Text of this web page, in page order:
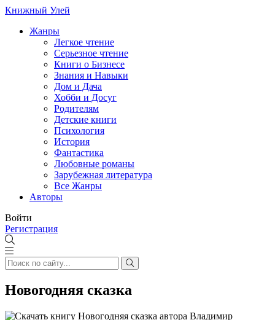
Книжный Улей
Жанры
Легкое чтение
Серьезное чтение
Книги о Бизнесе
Знания и Навыки
Дом и Дача
Хобби и Досуг
Родителям
Детские книги
Психология
История
Фантастика
Любовные романы
Зарубежная литература
Все Жанры
Авторы
Войти
Регистрация
Новогодняя сказка